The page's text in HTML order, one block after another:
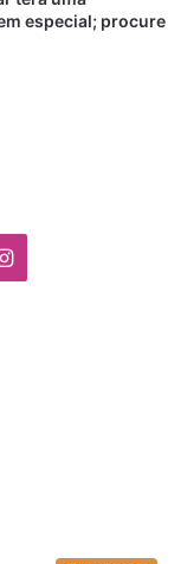
especial; procure
Instagram